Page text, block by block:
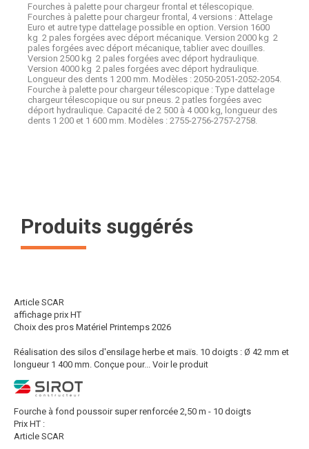
Fourches à palette pour chargeur frontal et télescopique.
Fourches à palette pour chargeur frontal, 4 versions : Attelage
Euro et autre type dattelage possible en option. Version 1600
kg  2 pales forgées avec déport mécanique. Version 2000 kg  2
pales forgées avec déport mécanique, tablier avec douilles.
Version 2500 kg  2 pales forgées avec déport hydraulique.
Version 4000 kg  2 pales forgées avec déport hydraulique.
Longueur des dents 1 200 mm. Modèles : 2050-2051-2052-2054.
Fourche à palette pour chargeur télescopique : Type dattelage
chargeur télescopique ou sur pneus. 2 patles forgées avec
déport hydraulique. Capacité de 2 500 à 4 000 kg, longueur des
dents 1 200 et 1 600 mm. Modèles : 2755-2756-2757-2758.
Produits suggérés
Article SCAR
affichage prix HT
Choix des pros Matériel Printemps 2026
Réalisation des silos d'ensilage herbe et maïs. 10 doigts : Ø 42 mm et
longueur 1 400 mm. Conçue pour...
Voir le produit
Fourche à fond poussoir super renforcée 2,50 m - 10 doigts
Prix HT :
Article SCAR